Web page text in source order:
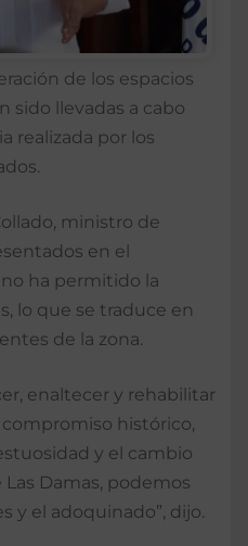
de los espacios
sido llevadas a cabo
realizada por los
ministro de
en el
ha permitido la
lo que se traduce en
de la zona.
enaltecer y rehabilitar
compromiso histórico,
y el cambio
Damas, podemos
y el adoquinado”, dijo.